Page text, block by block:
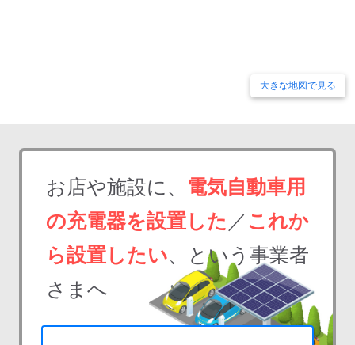
大きな地図で見る
お店や施設に、 電気自動車用
の充電器を設置した ／ これか
ら設置したい、という事業者
さまへ